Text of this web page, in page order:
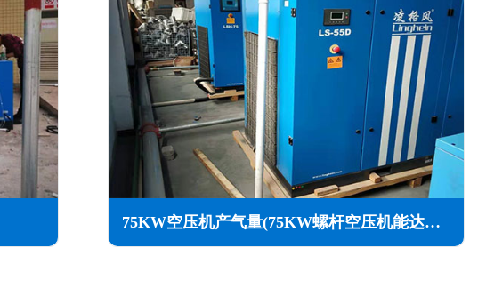
75KW空压机产气量(75KW螺杆空压机能达到几个压力)